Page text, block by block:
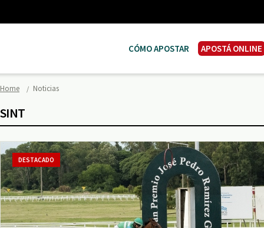
CÓMO APOSTAR APOSTÁ ONLINE
Home Noticias
SINT
DESTACADO